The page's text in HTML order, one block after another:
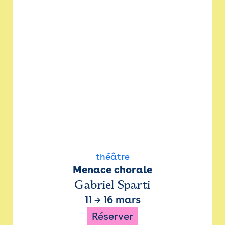
théâtre
Menace chorale
Gabriel Sparti
11 → 16 mars
Réserver